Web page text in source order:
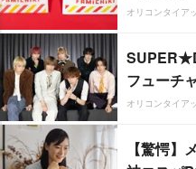
オリコンタイア
フューチ
オリコンタイア
【驚愕】